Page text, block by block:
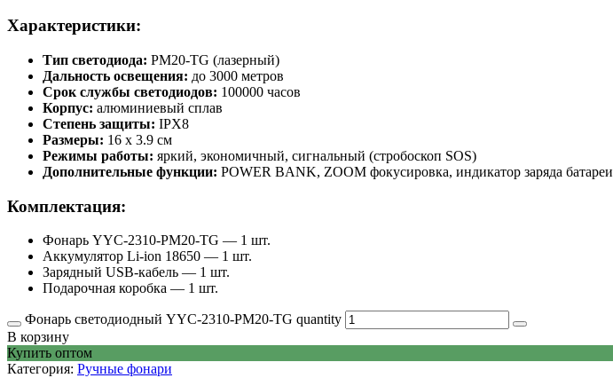
Характеристики:
Тип светодиода: PM20-TG (лазерный)
Дальность освещения: до 3000 метров
Срок службы светодиодов: 100000 часов
Корпус: алюминиевый сплав
Степень защиты: IPX8
Размеры: 16 х 3.9 см
Режимы работы: яркий, экономичный, сигнальный (стробоскоп SOS)
Дополнительные функции: POWER BANK, ZOOM фокусировка, индикатор заряда батареи
Комплектация:
Фонарь YYC-2310-PM20-TG — 1 шт.
Аккумулятор Li-ion 18650 — 1 шт.
Зарядный USB-кабель — 1 шт.
Подарочная коробка — 1 шт.
Фонарь светодиодный YYC-2310-PM20-TG quantity
В корзину
Купить оптом
Категория: Ручные фонари